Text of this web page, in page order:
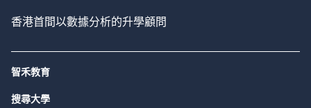
香港首間以數據分析的升學顧問
智禾教育
搜尋大學